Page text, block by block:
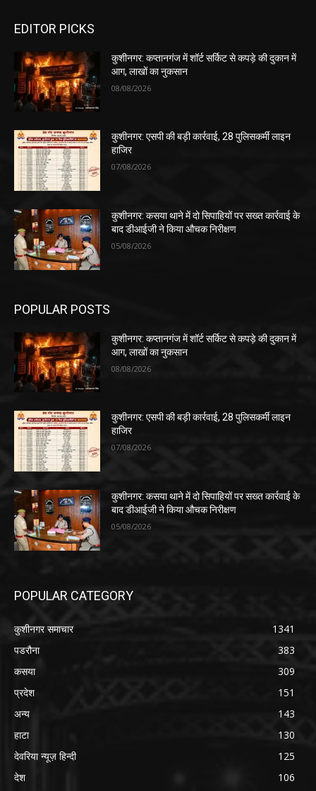
EDITOR PICKS
कुशीनगर: कप्तानगंज में शॉर्ट सर्किट से कपड़े की दुकान में
आग, लाखों का नुकसान
08/08/2026
कुशीनगर: एसपी की बड़ी कार्रवाई, 28 पुलिसकर्मी लाइन
हाजिर
07/08/2026
कुशीनगर: कसया थाने में दो सिपाहियों पर सख्त कार्रवाई के
बाद डीआईजी ने किया औचक निरीक्षण
05/08/2026
POPULAR POSTS
कुशीनगर: कप्तानगंज में शॉर्ट सर्किट से कपड़े की दुकान में
आग, लाखों का नुकसान
08/08/2026
कुशीनगर: एसपी की बड़ी कार्रवाई, 28 पुलिसकर्मी लाइन
हाजिर
07/08/2026
कुशीनगर: कसया थाने में दो सिपाहियों पर सख्त कार्रवाई के
बाद डीआईजी ने किया औचक निरीक्षण
05/08/2026
POPULAR CATEGORY
कुशीनगर समाचार
1341
पडरौना
383
कसया
309
प्रदेश
151
अन्य
143
हाटा
130
देवरिया न्यूज़ हिन्दी
125
देश
106